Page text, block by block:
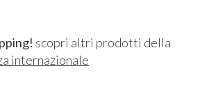
scopri altri prodotti della
internazionale